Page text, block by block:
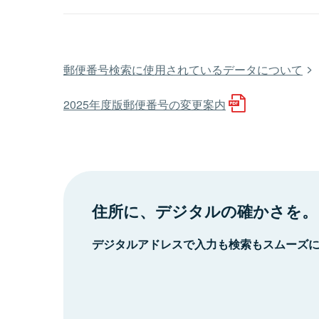
郵便番号検索に使用されているデータについて
2025年度版郵便番号の変更案内
住所に、デジタルの確かさを。
デジタルアドレスで入力も検索もスムーズ